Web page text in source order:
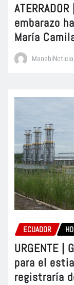
embarazo
María
ECUADOR
URGENTE |
para el
registraría